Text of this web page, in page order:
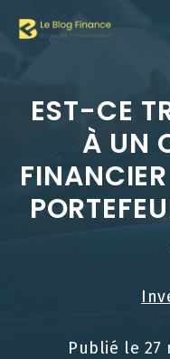
EST-CE
À UN
Publié le 27